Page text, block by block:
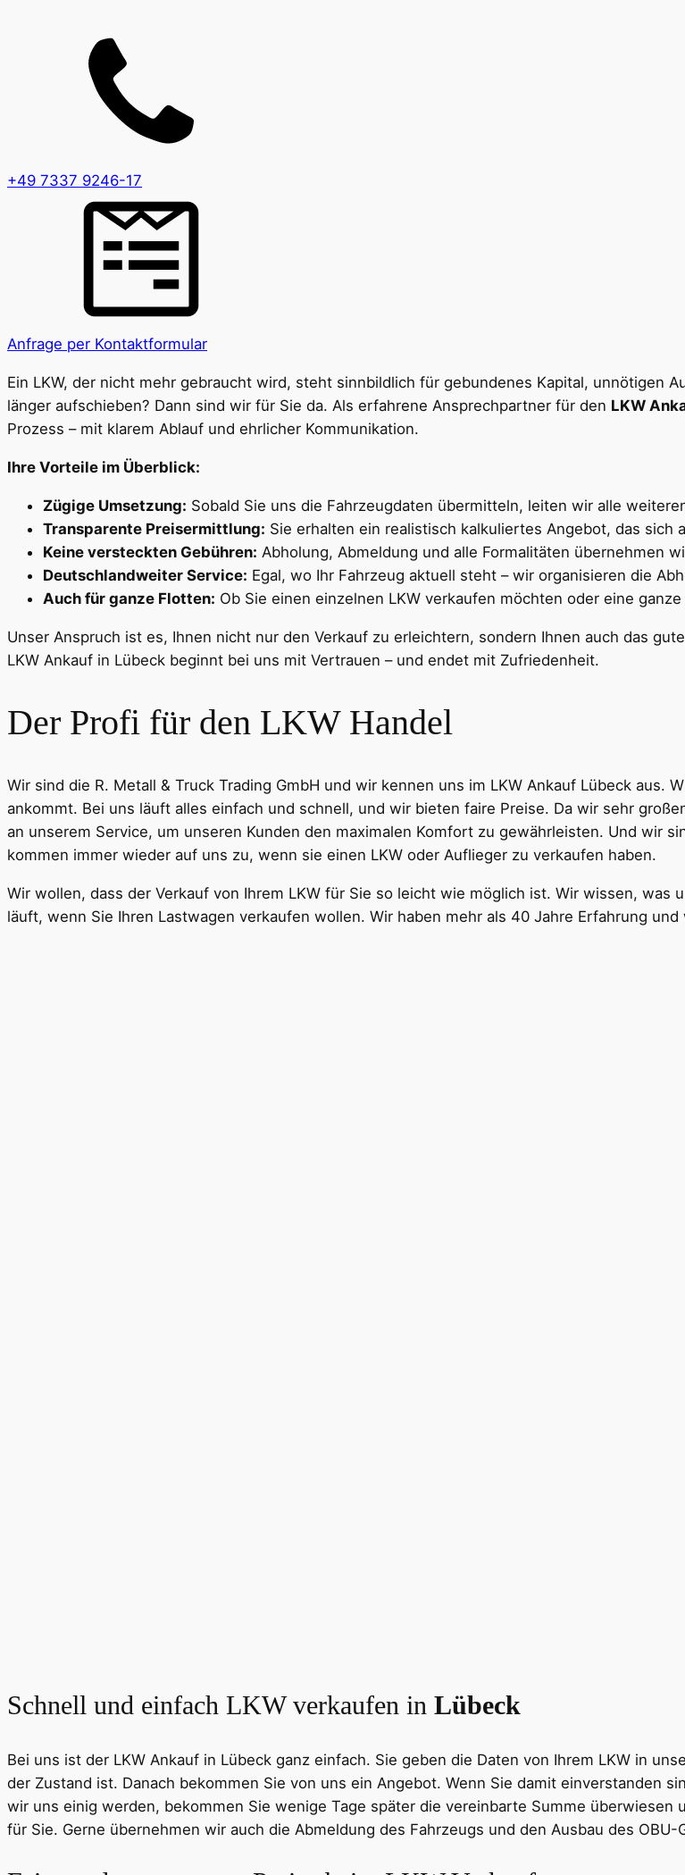
+49 7337 9246-17
Anfrage per Kontaktformular
Ein LKW, der nicht mehr gebraucht wird, steht sinnbildlich für gebundenes Kapital, unnötigen
länger aufschieben? Dann sind wir für Sie da. Als erfahrene Ansprechpartner für den LKW
Prozess – mit klarem Ablauf und ehrlicher Kommunikation.
Ihre Vorteile im Überblick:
Zügige Umsetzung: Sobald Sie uns die Fahrzeugdaten übermitteln, leiten wir alle
Transparente Preisermittlung: Sie erhalten ein realistisch kalkuliertes Angebot, das sich
Keine versteckten Gebühren: Abholung, Abmeldung und alle Formalitäten übernehmen
Deutschlandweiter Service: Egal, wo Ihr Fahrzeug aktuell steht – wir organisieren die
Auch für ganze Flotten: Ob Sie einen einzelnen LKW verkaufen möchten oder eine
Unser Anspruch ist es, Ihnen nicht nur den Verkauf zu erleichtern, sondern Ihnen auch das
LKW Ankauf in Lübeck beginnt bei uns mit Vertrauen – und endet mit Zufriedenheit.
Der Profi für den LKW Handel
Wir sind die R. Metall & Truck Trading GmbH und wir kennen uns im LKW Ankauf Lübeck
ankommt. Bei uns läuft alles einfach und schnell, und wir bieten faire Preise. Da wir sehr
an unserem Service, um unseren Kunden den maximalen Komfort zu gewährleisten. Und wir
kommen immer wieder auf uns zu, wenn sie einen LKW oder Auflieger zu verkaufen haben.
Wir wollen, dass der Verkauf von Ihrem LKW für Sie so leicht wie möglich ist. Wir wissen,
läuft, wenn Sie Ihren Lastwagen verkaufen wollen. Wir haben mehr als 40 Jahre Erfahrung
Schnell und einfach LKW verkaufen in Lübeck
Bei uns ist der LKW Ankauf in Lübeck ganz einfach. Sie geben die Daten von Ihrem LKW in
der Zustand ist. Danach bekommen Sie von uns ein Angebot. Wenn Sie damit einverstanden
wir uns einig werden, bekommen Sie wenige Tage später die vereinbarte Summe
für Sie. Gerne übernehmen wir auch die Abmeldung des Fahrzeugs und den Ausbau des